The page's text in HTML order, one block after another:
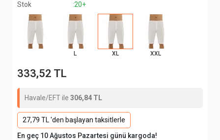
Stok
:20+
L XL XXL
333,52 TL
Havale/EFT ile 306,84 TL
27,79 TL 'den başlayan taksitlerle
En geç 10 Ağustos Pazartesi günü kargoda!